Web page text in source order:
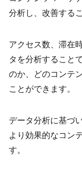
分析し、改善する
アクセス数、滞在
タを分析すること
のか、どのコンテ
ことができます。
データ分析に基づ
より効果的なコン
す。